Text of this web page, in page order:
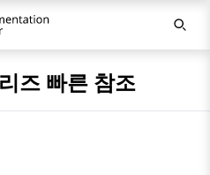
즈 빠른 참조